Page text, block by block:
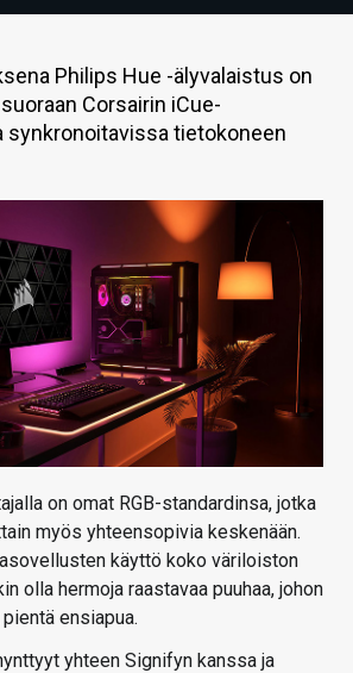
Philips Hue -älyvalaistus on
Corsairin iCue-
synkronoitavissa tietokoneen
on omat RGB-standardinsa, jotka
myös yhteensopivia keskenään.
käyttö koko väriloiston
olla hermoja raastavaa puuhaa, johon
ensiapua.
yhteen Signifyn kanssa ja